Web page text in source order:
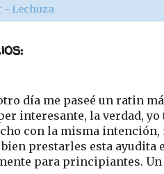
- Lechuza
día me paseé un ratin
interesante, la verdad,
con la misma
prestarles esta ayudita
para principiantes. Un